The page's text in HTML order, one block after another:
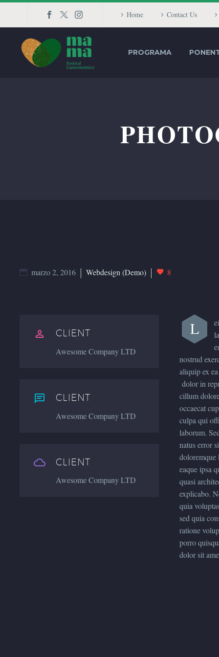
Home Contact Us
PROGRAMA
marzo 2, 2016 Webdesign (Demo) 8

 CLIENT
Awesome Company LTD

 CLIENT
Awesome Company LTD

 CLIENT
Awesome Company LTD
L
nostrud
aliquip ex
dolor in
cillum
occaecat
culpa qui
laborum.
natus error
doloremque
eaque ipsa
quasi
explicabo.
quia
sed quia
ratione
porro
dolor sit